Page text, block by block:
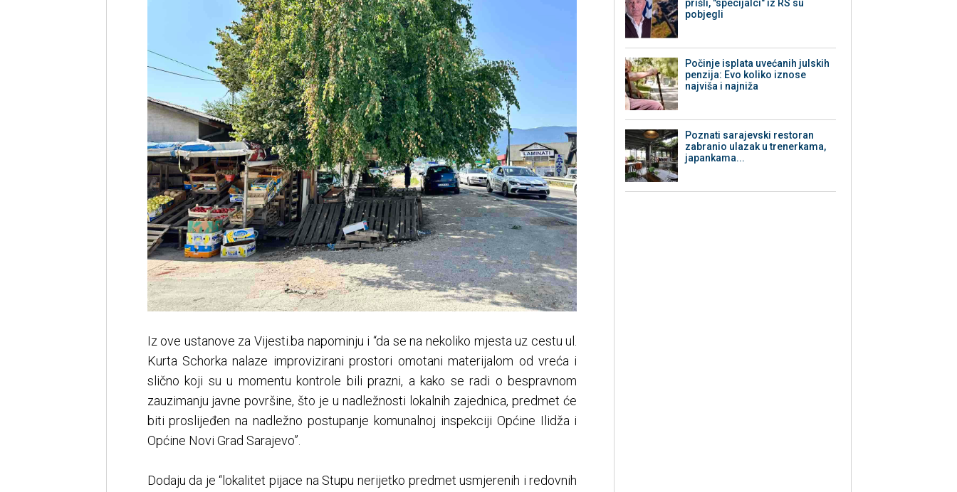
Iz ove ustanove za Vijesti.ba napominju i “da se na nekoliko mjesta uz cestu ul.
Kurta Schorka nalaze improvizirani prostori omotani materijalom od vreća i
slično koji su u momentu kontrole bili prazni, a kako se radi o bespravnom
zauzimanju javne površine, što je u nadležnosti lokalnih zajednica, predmet će
biti proslijeđen na nadležno postupanje komunalnoj inspekciji Općine Ilidža i
Općine Novi Grad Sarajevo”.
Dodaju da je “lokalitet pijace na Stupu nerijetko predmet usmjerenih i redovnih
prišli, "specijalci" iz RS su
pobjegli
Počinje isplata uvećanih julskih
penzija: Evo koliko iznose
najviša i najniža
Poznati sarajevski restoran
zabranio ulazak u trenerkama,
japankama...